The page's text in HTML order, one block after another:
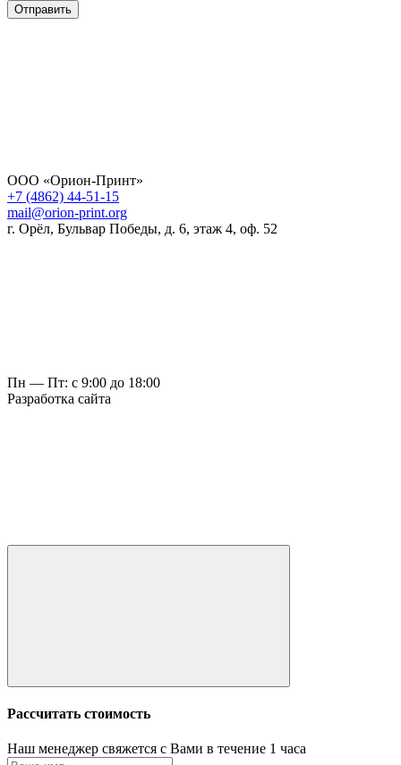
Отправить
ООО «Орион-Принт»
+7 (4862) 44-51-15
mail@orion-print.org
г. Орёл, Бульвар Победы, д. 6, этаж 4, оф. 52
Пн — Пт: с 9:00 до 18:00
Разработка сайта
Рассчитать стоимость
Наш менеджер свяжется с Вами в течение 1 часа